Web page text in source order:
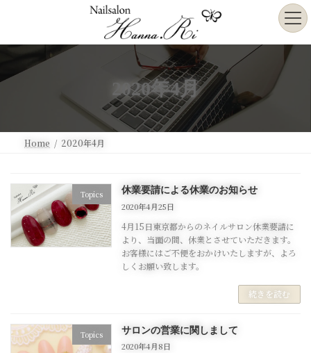
ン
へ
プ
ー
ョ
動
2020年4月
Home 2020年4月
Topics 休業要請による休業のお知らせ
2020年4月25日
4月15日東京都からのネイルサロン休業要請に
より、当面の間、休業とさせていただきます。
お客様にはご不便をおかけいたしますが、よろ
しくお願い致します。
続きを読む
Topics サロンの営業に関しまして
2020年4月8日